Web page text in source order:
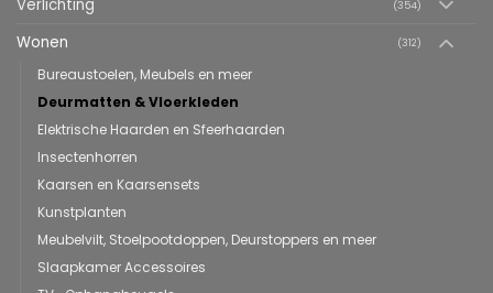
Verlichting (354)
Wonen (312)
Bureaustoelen, Meubels en meer
Deurmatten & Vloerkleden
Elektrische Haarden en Sfeerhaarden
Insectenhorren
Kaarsen en Kaarsensets
Kunstplanten
Meubelvilt, Stoelpootdoppen, Deurstoppers en meer
Slaapkamer Accessoires